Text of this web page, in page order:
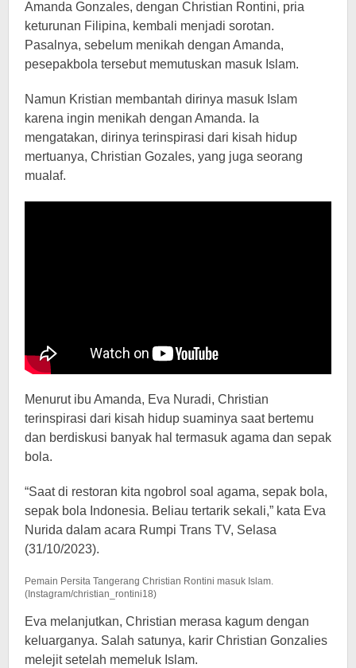
Amanda Gonzales, dengan Christian Rontini, pria
keturunan Filipina, kembali menjadi sorotan.
Pasalnya, sebelum menikah dengan Amanda,
pesepakbola tersebut memutuskan masuk Islam.
Namun Kristian membantah dirinya masuk Islam
karena ingin menikah dengan Amanda. Ia
mengatakan, dirinya terinspirasi dari kisah hidup
mertuanya, Christian Gozales, yang juga seorang
mualaf.
Menurut ibu Amanda, Eva Nuradi, Christian
terinspirasi dari kisah hidup suaminya saat bertemu
dan berdiskusi banyak hal termasuk agama dan sepak
bola.
“Saat di restoran kita ngobrol soal agama, sepak bola,
sepak bola Indonesia. Beliau tertarik sekali,” kata Eva
Nurida dalam acara Rumpi Trans TV, Selasa
(31/10/2023).
Pemain Persita Tangerang Christian Rontini masuk Islam.
(Instagram/christian_rontini18)
Eva melanjutkan, Christian merasa kagum dengan
keluarganya. Salah satunya, karir Christian Gonzalies
melejit setelah memeluk Islam.